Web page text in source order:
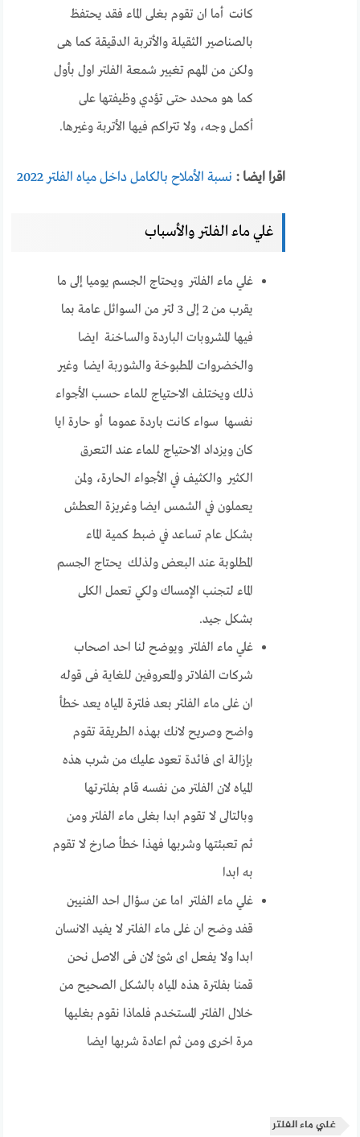
كانت أما ان تقوم بغلى الماء فقد يحتفظ
بالصناصير الثقيلة والأتربة الدقيقة كما هى
ولكن من المهم تغيير شمعة الفلتر اول بأول
كما هو محدد حتى تؤدي وظيفتها على
أكمل وجه، ولا تتراكم فيها الأتربة وغيرها.
اقرا ايضا : نسبة الأملاح بالكامل داخل مياه الفلتر 2022
غلي ماء الفلتر والأسباب
غلي ماء الفلتر ويحتاج الجسم يوميا إلى ما
يقرب من 2 إلى 3 لتر من السوائل عامة بما
فيها المشروبات الباردة والساخنة ايضا
والخضروات المطبوخة والشوربة ايضا وغير
ذلك ويختلف الاحتياج للماء حسب الأجواء
نفسها سواء كانت باردة عموما أو حارة ايا
كان ويزداد الاحتياج للماء عند التعرق
الكثير والكثيف في الأجواء الحارة، ولمن
يعملون في الشمس ايضا وغريزة العطش
بشكل عام تساعد في ضبط كمية الماء
المطلوبة عند البعض ولذلك يحتاج الجسم
الماء لتجنب الإمساك ولكي تعمل الكلى
بشكل جيد.
غلي ماء الفلتر ويوضح لنا احد اصحاب
شركات الفلاتر والمعروفين للغاية فى قوله
ان غلى ماء الفلتر بعد فلترة المياه يعد خطأ
واضح وصريح لانك بهذه الطريقة تقوم
بإزالة اى فائدة تعود عليك من شرب هذه
المياه لان الفلتر من نفسه قام بفلترتها
وبالتالى لا تقوم ابدا بغلى ماء الفلتر ومن
ثم تعبئتها وشربها فهذا خطأ صارخ لا تقوم
به ابدا
غلي ماء الفلتر اما عن سؤال احد الفنيين
قفد وضح ان غلى ماء الفلتر لا يفيد الانسان
ابدا ولا يفعل اى شئ لان فى الاصل نحن
قمنا بفلترة هذه المياه بالشكل الصحيح من
خلال الفلتر المستخدم فلماذا نقوم بغليها
مرة اخرى ومن ثم اعادة شربها ايضا
غلي ماء الفلتر